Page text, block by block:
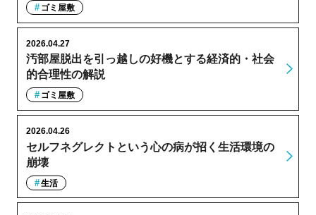
ゴミ屋敷
汚部屋脱出を引っ越しの好機とする経済的・社会
的合理性の解説
2026.04.27
ゴミ屋敷
セルフネグレクトという心の病が招く生活環境の
崩壊
2026.04.26
生活